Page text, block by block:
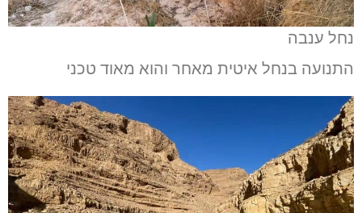
נחל ענבה
התנועה בנחל איטית מאחר והוא מאוד טכני